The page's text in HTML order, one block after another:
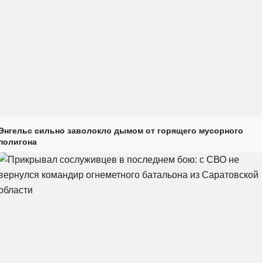
сильно заволокло дымом от горящего мусорного